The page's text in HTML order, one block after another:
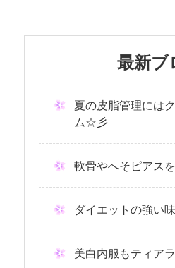
最新ブ
夏の皮脂管理には
ム☆彡
軟骨やへそピアス
ダイエットの強い
美白内服もティア